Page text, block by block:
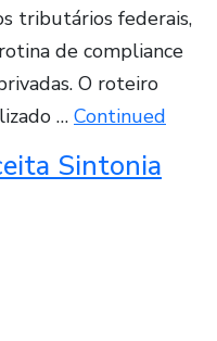
tributários federais,
de compliance
O roteiro
… Continued
Sintonia